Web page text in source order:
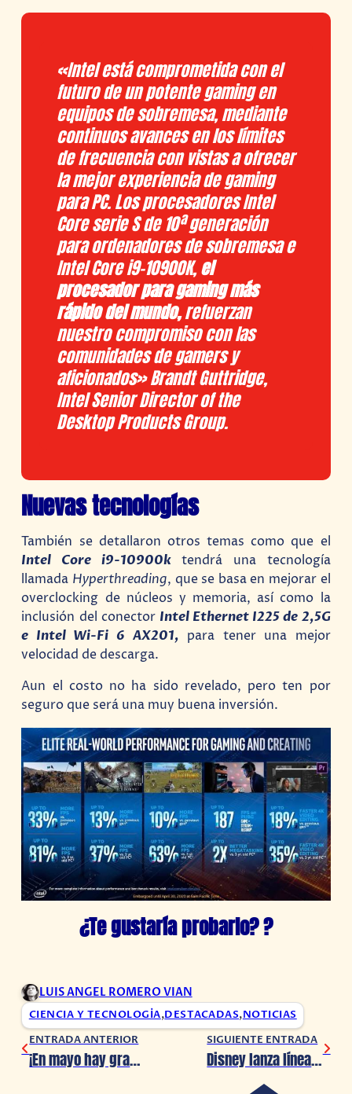
«Intel está comprometida con el
futuro de un potente gaming en
equipos de sobremesa, mediante
continuos avances en los límites
de frecuencia con vistas a ofrecer
la mejor experiencia de gaming
para PC. Los procesadores Intel
Core serie S de 10ª generación
para ordenadores de sobremesa e
Intel Core i9-10900K,el
procesador para gaming más
rápido del mundo,refuerzan
nuestro compromiso con las
comunidades de gamers y
aficionados» Brandt Guttridge,
Intel Senior Director of the
Desktop Products Group.
Nuevas tecnologías
También se detallaron otros temas como que el
Intel Core i9-10900ktendrá una tecnología
llamada Hyperthreading, que se basa en mejorar el
overclocking de núcleos y memoria, así como la
inclusión del conector Intel Ethernet I225 de 2,5G
e Intel Wi-Fi 6 AX201, para tener una mejor
velocidad de descarga.
Aun el costo no ha sido revelado, pero ten por
seguro que será una muy buena inversión.
¿Te gustaría probarlo? ?
LUIS ANGEL ROMERO VIAN
CIENCIA Y TECNOLOGÍA,DESTACADAS,NOTICIAS
ENTRADA ANTERIOR
¡En mayo hay grandes sorpresas para GTA Online! ?
SIGUIENTE ENTRADA
Disney lanza línea de tapabocas y el dinero recaudado se donará a la caridad ?